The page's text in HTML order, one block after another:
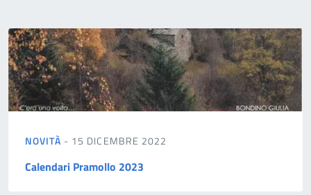
NOVITÀ - 15 DICEMBRE 2022
Calendari Pramollo 2023